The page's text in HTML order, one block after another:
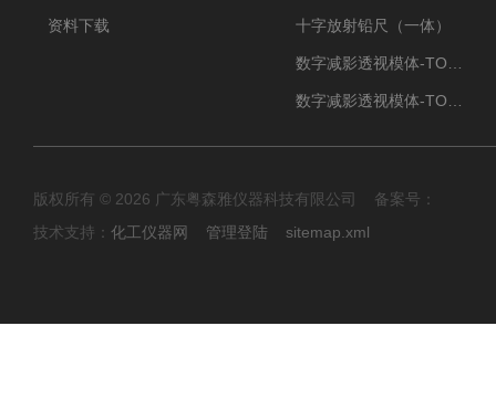
资料下载 十字放射铅尺（一体）
版权所有 © 2026 广东粤森雅仪器科技有限公司 备案号：
技术支持： 化工仪器网 管理登陆 sitemap.xml